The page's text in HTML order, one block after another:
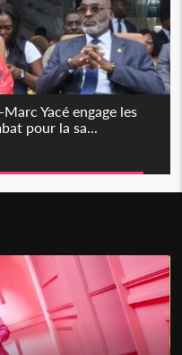
Yacé engage les
pour la sa...